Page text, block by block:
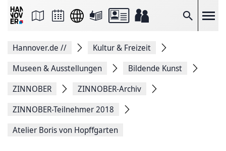
Suche
Seite
Facebook
teilen
Seitenlink
Seite
Hannover.de //
Kultur & Freizeit
Museen & Ausstellungen
Bildende Kunst
ZINNOBER
ZINNOBER-Archiv
ZINNOBER-Teilnehmer 2018
Atelier Boris von Hopffgarten